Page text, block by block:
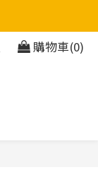
購物車(0)